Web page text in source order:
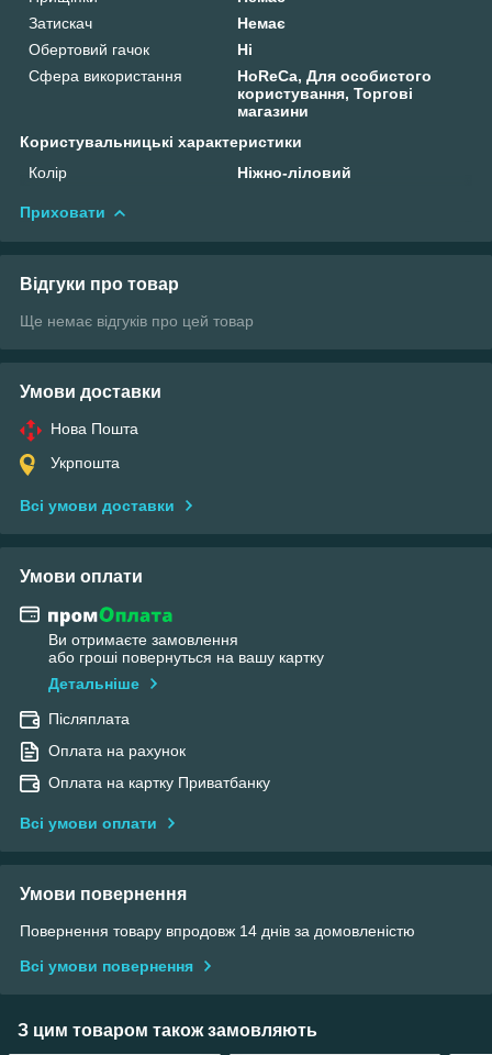
Затискач
Немає
Обертовий гачок
Ні
Сфера використання
HoReCa, Для особистого
користування, Торгові
магазини
Користувальницькі характеристики
Колір
Ніжно-ліловий
Приховати
Відгуки про товар
Ще немає відгуків про цей товар
Умови доставки
Нова Пошта
Укрпошта
Всі умови доставки
Умови оплати
Ви отримаєте замовлення
або гроші повернуться на вашу картку
Детальніше
Післяплата
Оплата на рахунок
Оплата на картку Приватбанку
Всі умови оплати
Умови повернення
Повернення товару впродовж 14 днів за домовленістю
Всі умови повернення
З цим товаром також замовляють